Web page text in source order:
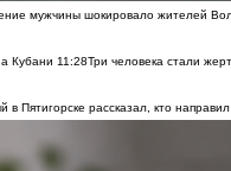
мужчины шокировало жителей
Кубани 11:28Три человека стали
Пятигорске рассказал, кто направил